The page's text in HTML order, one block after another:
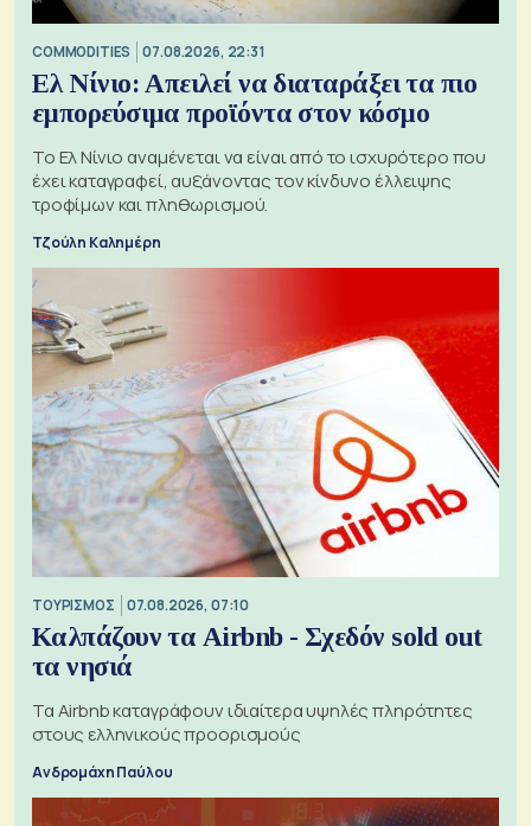
COMMODITIES 07.08.2026, 22:31
Ελ Νίνιο: Απειλεί να διαταράξει τα πιο
εμπορεύσιμα προϊόντα στον κόσμο
Το Ελ Νίνιο αναμένεται να είναι από το ισχυρότερο που
έχει καταγραφεί, αυξάνοντας τον κίνδυνο έλλειψης
τροφίμων και πληθωρισμού.
Τζούλη Καλημέρη
ΤΟΥΡΙΣΜΟΣ 07.08.2026, 07:10
Καλπάζουν τα Airbnb - Σχεδόν sold out
τα νησιά
Τα Airbnb καταγράφουν ιδιαίτερα υψηλές πληρότητες
στους ελληνικούς προορισμούς
Ανδρομάχη Παύλου